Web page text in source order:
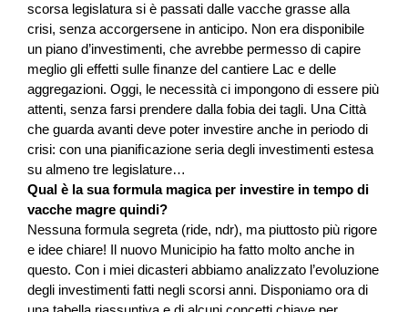
scorsa legislatura si è passati dalle vacche grasse alla
crisi, senza accorgersene in anticipo. Non era disponibile
un piano d’investimenti, che avrebbe permesso di capire
meglio gli effetti sulle ﬁnanze del cantiere Lac e delle
aggregazioni. Oggi, le necessità ci impongono di essere più
attenti, senza farsi prendere dalla fobia dei tagli. Una Città
che guarda avanti deve poter investire anche in periodo di
crisi: con una pianiﬁcazione seria degli investimenti estesa
su almeno tre legislature…
Qual è la sua formula magica per investire in tempo di
vacche magre quindi?
Nessuna formula segreta (ride, ndr), ma piuttosto più rigore
e idee chiare! Il nuovo Municipio ha fatto molto anche in
questo. Con i miei dicasteri abbiamo analizzato l’evoluzione
degli investimenti fatti negli scorsi anni. Disponiamo ora di